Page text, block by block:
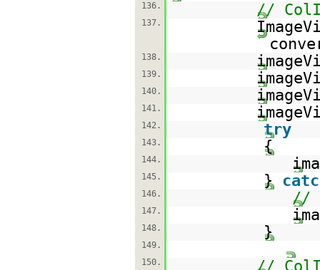
136.
//
137.
138.
139.
140.
141.
142. try
143. {
144.
145. }
146. //
147.
148. }
149.
150.
//